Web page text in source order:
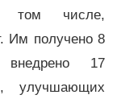
числе,
Им получено 8
17
улучшающих